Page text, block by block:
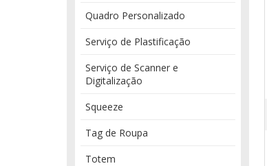
Quadro Personalizado
Serviço de Plastificação
Serviço de Scanner e
Digitalização
Squeeze
Tag de Roupa
Totem